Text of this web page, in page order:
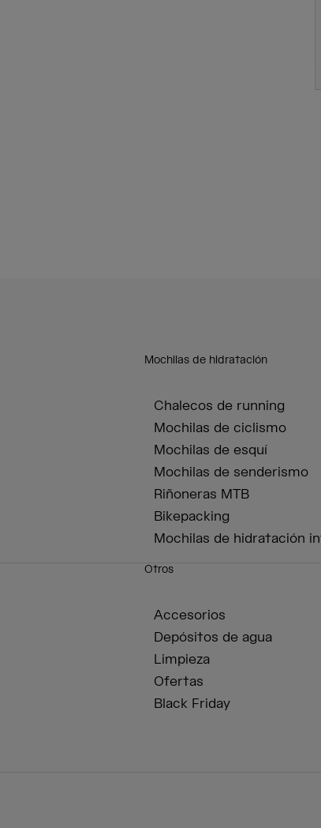
Mochilas de hidratación
Chalecos de running
Mochilas de ciclismo
Mochilas de esquí
Mochilas de senderismo
Riñoneras MTB
Bikepacking
Mochilas de hidratación
Otros
Accesorios
Depósitos de agua
Limpieza
Ofertas
Black Friday